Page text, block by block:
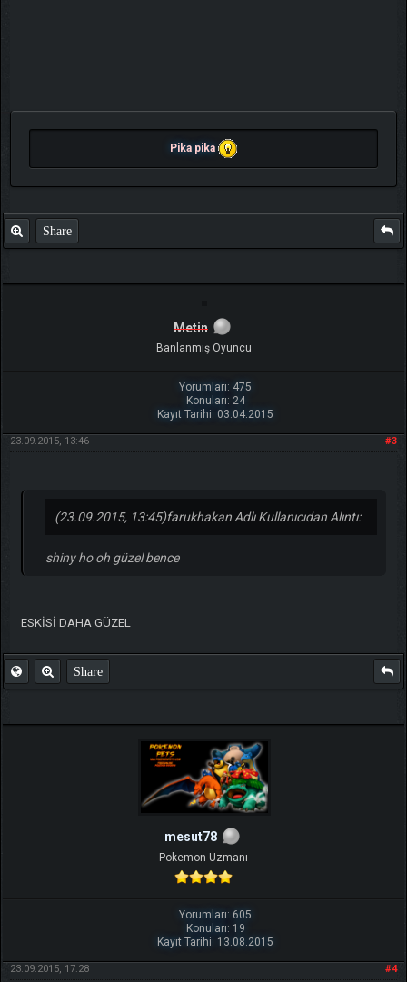
Pika pika
Share
Metin
Banlanmış Oyuncu
Yorumları: 475
Konuları: 24
Kayıt Tarihi: 03.04.2015
#3
23.09.2015, 13:46
(23.09.2015, 13:45)farukhakan Adlı Kullanıcıdan Alıntı:
shiny ho oh güzel bence
ESKİSİ DAHA GÜZEL
Share
mesut78
Pokemon Uzmanı
Yorumları: 605
Konuları: 19
Kayıt Tarihi: 13.08.2015
#4
23.09.2015, 17:28